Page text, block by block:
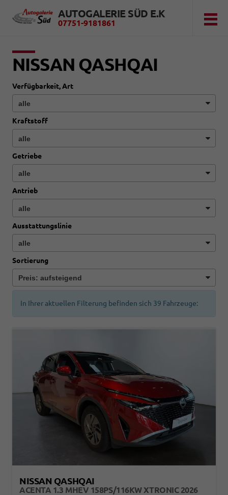
AUTOGALERIE SÜD E.K
07751-9181861
NISSAN QASHQAI
Verfügbarkeit, Art
Kraftstoff
Getriebe
Antrieb
Ausstattungslinie
Sortierung
In Ihrer aktuellen Filterung befinden sich 39 Fahrzeuge:
NISSAN QASHQAI
ACENTA 1.3 MHEV 158PS/116KW XTRONIC 2026